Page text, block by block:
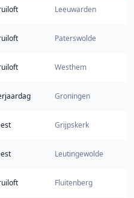
Leeuwarden
Paterswolde
Westhem
Groningen
Grijpskerk
Leutingewolde
Fluitenberg